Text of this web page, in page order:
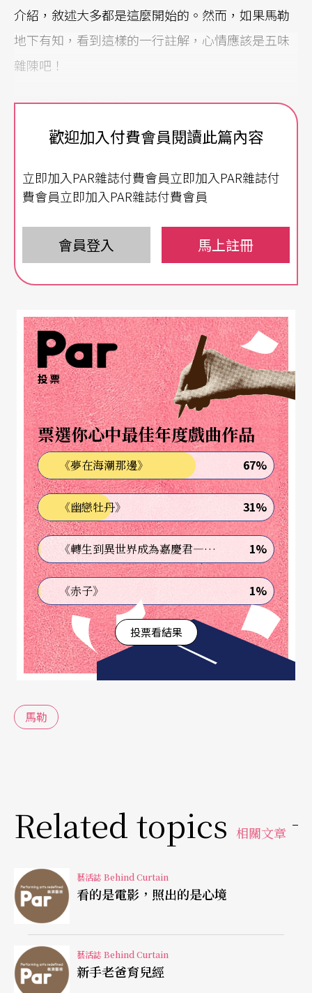
介紹，敘述大多都是這麼開始的。然而，如果馬勒
地下有知，看到這樣的一行註解，心情應該是五味
雜陳吧！
從指揮家變成作曲家
馬勒生活在十九世紀末與廿世紀初的交錯點，當時
古典音樂的中心在維也納，維也納的音樂中心在歌
劇院，而他身為歌劇院院長和藝術總監長達十年之
揮」，而非今日的「作曲家」。仔細研究他的曲
子，會發現馬勒固守的是交響曲、藝術歌曲、德奧
典藝術的那種美感，不但與巴赫、莫札特、貝多芬
至布拉姆斯承襲下來的統一、邏輯、連貫背道而
馳，甚至是扭曲、混雜而喧囂。以致他的創作理念
和風格遭人詬病，甚至於連他自己都嘲諷自己是位
「業餘」作曲家。
然而就像他自己所說的「一首交響曲能建構一個世
界」，馬勒對管絃樂法的掌握，卻是獨樹一格的。
而他終生縈繞在「死亡」與「永生」的矛盾中糾結
與哲理，也唯有真正理解他的指揮，才能抽絲剝
繭，用複雜的樂思勾勒出天地。
去年七月才過世的指揮大師羅林．馬捷爾（Lorin M
aazel），與台灣樂迷是相當有感情的。一九九一年
率領匹茲堡交響樂團、及之後的二○○八年率紐約
愛樂交響樂團訪台後，二○○六年更受邀來台與國
極其聰明的人，曾說過自己的長處是「能在短時間
層次、力度及給予的樂句方向。
馬捷爾對馬勒的交響曲一向情有獨鍾，早在一九八
二年出任維也納國家歌劇院總監，他就在記者會上
宣示要再度回歸馬勒與史特勞斯的傳統，而且從隔
年起，便著手錄製馬勒交響曲全集。二○○二在指
歡迎加入付費會員閱讀此篇內容
立即加入PAR雜誌付費會員立即加入PAR雜誌付
費會員立即加入PAR雜誌付費會員
會員登入 馬上註冊
投票
票選你心中最佳年度戲曲作品
《夢在海潮那邊》 67%
《幽戀牡丹》 31%
《轉生到異世界成為嘉慶君—發現我的祖先是詐騙集團!?》 1%
《赤子》 1%
投票看結果
馬勒
Related topics 相關文章
藝活誌 Behind Curtain
看的是電影，照出的是心境
藝活誌 Behind Curtain
新手老爸育兒經